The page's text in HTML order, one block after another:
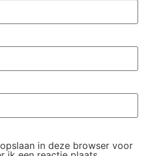
in deze browser voor